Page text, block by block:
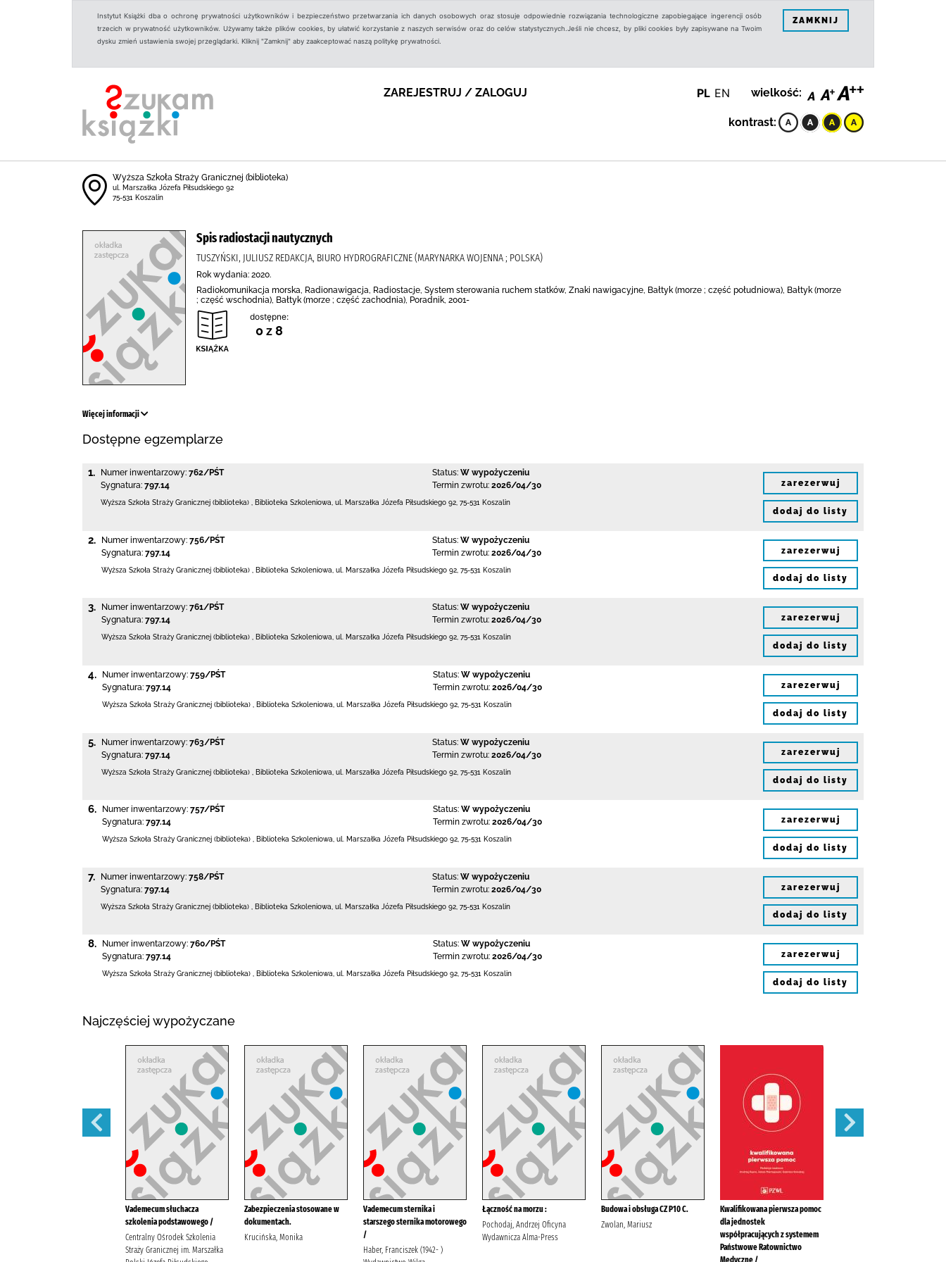
Instytut Książki dba o ochronę prywatności użytkowników i bezpieczeństwo przetwarzania ich danych osobowych oraz stosuje odpowiednie rozwiązania technologiczne zapobiegające ingerencji osób
trzecich w prywatność użytkowników. Używamy także plików cookies, by ułatwić korzystanie z naszych serwisów oraz do celów statystycznych.Jeśli nie chcesz, by pliki cookies były zapisywane na Twoim
dysku zmień ustawienia swojej przeglądarki. Kliknij "Zamknij" aby zaakceptować naszą politykę prywatności.
ZAMKNIJ
ZAREJESTRUJ / ZALOGUJ PL EN wielkość:
kontrast:
Wyższa Szkoła Straży Granicznej (biblioteka)
ul. Marszałka Józefa Piłsudskiego 92
75-531 Koszalin
Spis radiostacji nautycznych
TUSZYŃSKI, JULIUSZ REDAKCJA, BIURO HYDROGRAFICZNE (MARYNARKA WOJENNA ; POLSKA)
Rok wydania: 2020.
Radiokomunikacja morska, Radionawigacja, Radiostacje, System sterowania ruchem statków, Znaki nawigacyjne, Bałtyk (morze ; część południowa), Bałtyk (morze
; część wschodnia), Bałtyk (morze ; część zachodnia), Poradnik, 2001-
dostępne:
0 z 8
Więcej informacji
Dostępne egzemplarze
1. Numer inwentarzowy: 762/PŚT
Sygnatura: 797.14
Status: W wypożyczeniu
Termin zwrotu: 2026/04/30
Wyższa Szkoła Straży Granicznej (biblioteka) Biblioteka Szkoleniowa, ul. Marszałka Józefa Piłsudskiego 92 75-531 Koszalin
zarezerwuj
dodaj do listy
2. Numer inwentarzowy: 756/PŚT
Sygnatura: 797.14
Status: W wypożyczeniu
Termin zwrotu: 2026/04/30
Wyższa Szkoła Straży Granicznej (biblioteka) Biblioteka Szkoleniowa, ul. Marszałka Józefa Piłsudskiego 92 75-531 Koszalin
zarezerwuj
dodaj do listy
3. Numer inwentarzowy: 761/PŚT
Sygnatura: 797.14
Status: W wypożyczeniu
Termin zwrotu: 2026/04/30
Wyższa Szkoła Straży Granicznej (biblioteka) , Biblioteka Szkoleniowa, ul. Marszałka Józefa Piłsudskiego 92, 75-531 Koszalin
zarezerwuj
dodaj do listy
4. Numer inwentarzowy: 759/PŚT
Sygnatura: 797.14
Status: W wypożyczeniu
Termin zwrotu: 2026/04/30
Wyższa Szkoła Straży Granicznej (biblioteka) Biblioteka Szkoleniowa, ul. Marszałka Józefa Piłsudskiego 92 75-531 Koszalin
zarezerwuj
dodaj do listy
5. Numer inwentarzowy: 763/PŚT
Sygnatura: 797.14
Status: W wypożyczeniu
Termin zwrotu: 2026/04/30
Wyższa Szkoła Straży Granicznej (biblioteka) Biblioteka Szkoleniowa, ul. Marszałka Józefa Piłsudskiego 92 75-531 Koszalin
zarezerwuj
dodaj do listy
6. Numer inwentarzowy: 757/PŚT
Sygnatura: 797.14
Status: W wypożyczeniu
Termin zwrotu: 2026/04/30
Wyższa Szkoła Straży Granicznej (biblioteka) Biblioteka Szkoleniowa, ul. Marszałka Józefa Piłsudskiego 92 75-531 Koszalin
zarezerwuj
dodaj do listy
7. Numer inwentarzowy: 758/PŚT
Sygnatura: 797.14
Status: W wypożyczeniu
Termin zwrotu: 2026/04/30
Wyższa Szkoła Straży Granicznej (biblioteka) Biblioteka Szkoleniowa, ul. Marszałka Józefa Piłsudskiego 92 75-531 Koszalin
zarezerwuj
dodaj do listy
8. Numer inwentarzowy: 760/PŚT
Sygnatura: 797.14
Status: W wypożyczeniu
Termin zwrotu: 2026/04/30
Wyższa Szkoła Straży Granicznej (biblioteka) , Biblioteka Szkoleniowa, ul. Marszałka Józefa Piłsudskiego 92, 75-531 Koszalin
zarezerwuj
dodaj do listy
Najczęściej wypożyczane
Vademecum słuchacza
szkolenia podstawowego /
Centralny Ośrodek Szkolenia
Straży Granicznej im. Marszałka
Zabezpieczenia stosowane w
dokumentach.
Krucińska, Monika
Vademecum sternika i
starszego sternika motorowego
/
Haber, Franciszek (1942- )
Łączność na morzu :
Pochodaj, Andrzej Oficyna
Wydawnicza Alma-Press
Budowa i obsługa CZ P10 C.
Zwolan, Mariusz
Kwalifikowana pierwsza pomoc
dla jednostek
współpracujących z systemem
Państwowe Ratownictwo
Medyczne /